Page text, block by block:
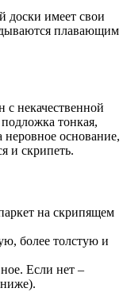
доски имеет свои
плавающим
с некачественной
тонкая,
неровное основание,
и скрипеть.
на скрипящем
более толстую и
Если нет –